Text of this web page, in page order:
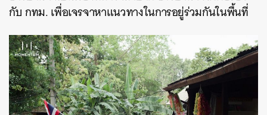
กับ กทม. เพื่อเจรจาหาแนวทางในการอยู่ร่วมกันในพื้นที่